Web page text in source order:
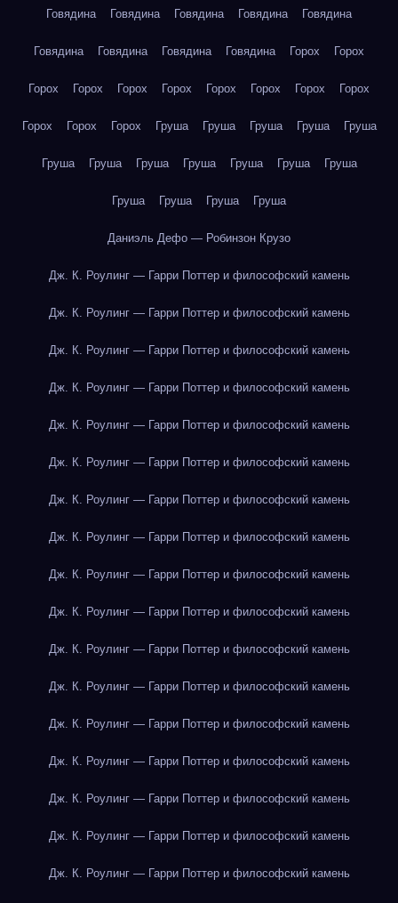
Говядина Говядина Говядина Говядина Говядина
Говядина Говядина Говядина Говядина Горох Горох
Горох Горох Горох Горох Горох Горох Горох Горох
Горох Горох Горох Груша Груша Груша Груша Груша
Груша Груша Груша Груша Груша Груша Груша
Груша Груша Груша Груша
Даниэль Дефо — Робинзон Крузо
Дж. К. Роулинг — Гарри Поттер и философский камень
Дж. К. Роулинг — Гарри Поттер и философский камень
Дж. К. Роулинг — Гарри Поттер и философский камень
Дж. К. Роулинг — Гарри Поттер и философский камень
Дж. К. Роулинг — Гарри Поттер и философский камень
Дж. К. Роулинг — Гарри Поттер и философский камень
Дж. К. Роулинг — Гарри Поттер и философский камень
Дж. К. Роулинг — Гарри Поттер и философский камень
Дж. К. Роулинг — Гарри Поттер и философский камень
Дж. К. Роулинг — Гарри Поттер и философский камень
Дж. К. Роулинг — Гарри Поттер и философский камень
Дж. К. Роулинг — Гарри Поттер и философский камень
Дж. К. Роулинг — Гарри Поттер и философский камень
Дж. К. Роулинг — Гарри Поттер и философский камень
Дж. К. Роулинг — Гарри Поттер и философский камень
Дж. К. Роулинг — Гарри Поттер и философский камень
Дж. К. Роулинг — Гарри Поттер и философский камень